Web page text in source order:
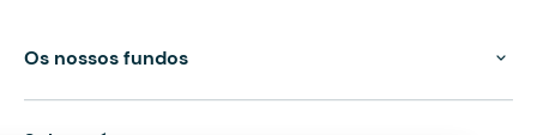
Os nossos fundos